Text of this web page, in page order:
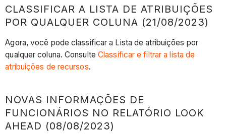
de
funcionários
relatório
Look
Ahead
informações
sobre
o
CLASSIFICAR A LISTA DE ATRIBUIÇÕES
POR QUALQUER COLUNA (21/08/2023)
Agora, você pode classificar a Lista de atribuições por
qualquer coluna. Consulte Classificar e filtrar a lista de
atribuições de recursos.
NOVAS INFORMAÇÕES DE
FUNCIONÁRIOS NO RELATÓRIO LOOK
AHEAD (08/08/2023)